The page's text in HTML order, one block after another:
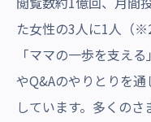
た女性の3人に1人（
「ママの一歩を支え
やQ&Aのやりとりを
しています。多くの